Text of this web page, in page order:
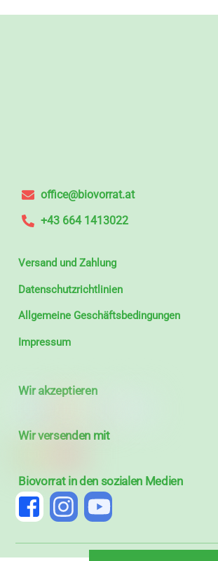
office@biovorrat.at
+43 664 1413022
Versand und Zahlung
Datenschutzrichtlinien
Allgemeine Geschäftsbedingungen
Impressum
Wir akzeptieren
Wir versenden mit
Biovorrat in den sozialen Medien